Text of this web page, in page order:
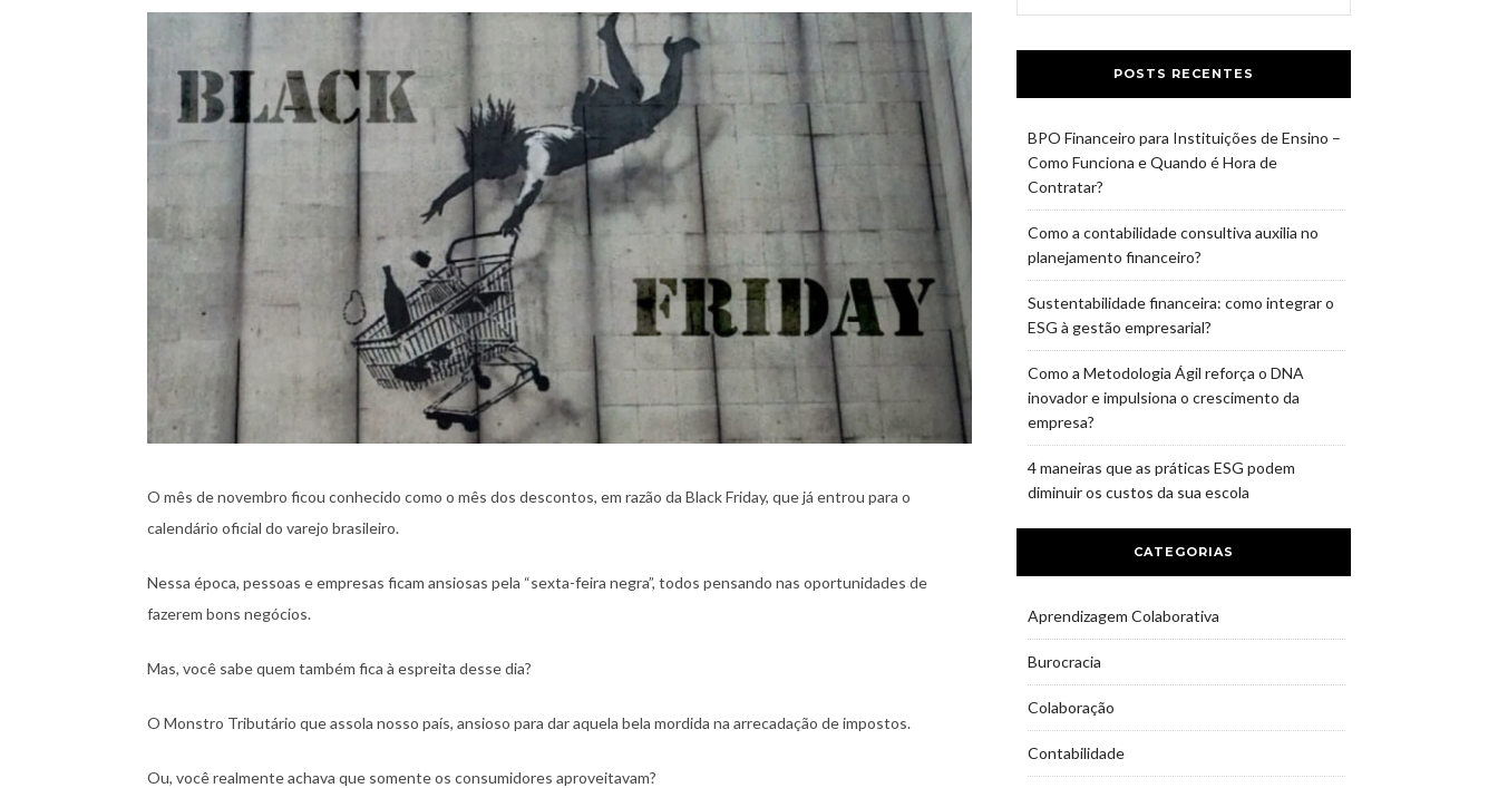
O mês de novembro ficou conhecido como o mês dos descontos, em razão da Black Friday, que já entrou para o
calendário oficial do varejo brasileiro.
Nessa época, pessoas e empresas ficam ansiosas pela “sexta-feira negra”, todos pensando nas oportunidades de
fazerem bons negócios.
Mas, você sabe quem também fica à espreita desse dia?
O Monstro Tributário que assola nosso país, ansioso para dar aquela bela mordida na arrecadação de impostos.
Ou, você realmente achava que somente os consumidores aproveitavam?
POSTS RECENTES
BPO Financeiro para Instituições de Ensino –
Como Funciona e Quando é Hora de
Contratar?
Como a contabilidade consultiva auxilia no
planejamento financeiro?
Sustentabilidade financeira: como integrar o
ESG à gestão empresarial?
Como a Metodologia Ágil reforça o DNA
inovador e impulsiona o crescimento da
empresa?
4 maneiras que as práticas ESG podem
diminuir os custos da sua escola
CATEGORIAS
Aprendizagem Colaborativa
Burocracia
Colaboração
Contabilidade